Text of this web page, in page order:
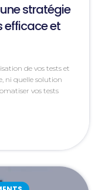
stratégie
efficace et
de vos tests et
ni quelle solution
vos tests